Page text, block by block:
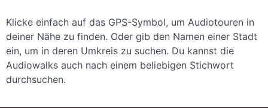
Klicke einfach auf das GPS-Symbol, um Audiotouren in
deiner Nähe zu finden. Oder gib den Namen einer Stadt
ein, um in deren Umkreis zu suchen. Du kannst die
Audiowalks auch nach einem beliebigen Stichwort
durchsuchen.